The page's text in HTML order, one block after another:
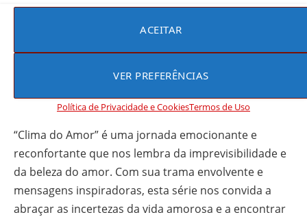
ACEITAR
VER PREFERÊNCIAS
Política de Privacidade e CookiesTermos de Uso
Conclusão: Clima do Amor
“Clima do Amor” é uma jornada emocionante e
reconfortante que nos lembra da imprevisibilidade e
da beleza do amor. Com sua trama envolvente e
mensagens inspiradoras, esta série nos convida a
abraçar as incertezas da vida amorosa e a encontrar